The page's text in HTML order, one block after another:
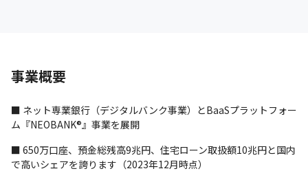
事業概要
■ ネット専業銀行（デジタルバンク事業）とBaaSプラットフォー
ム『NEOBANK®』事業を展開
■ 650万口座、預金総残高9兆円、住宅ローン取扱額10兆円と国内
で高いシェアを誇ります（2023年12月時点）